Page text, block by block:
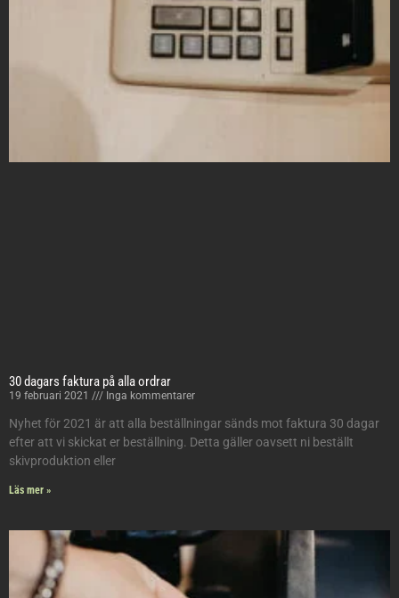
30 dagars faktura på alla ordrar
19 februari 2021 Inga kommentarer
Nyhet för 2021 är att alla beställningar sänds mot faktura 30 dagar
efter att vi skickat er beställning. Detta gäller oavsett ni beställt
skivproduktion eller
Läs mer »